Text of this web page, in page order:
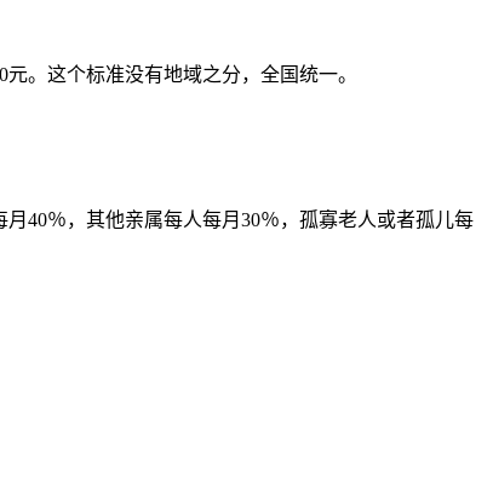
。这个标准没有地域之分，全国统一。
40％，其他亲属每人每月30％，孤寡老人或者孤儿每